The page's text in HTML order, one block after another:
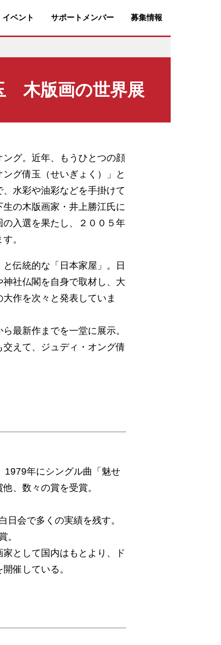
イベント サポートメンバー 募集情報
木版画の世界展
グ。近年、もうひとつの顔
グ倩玉（せいぎょく）」と
水彩や油彩などを手掛けて
の木版画家・井上勝江氏に
入選を果たし、２００５年
。
伝統的な「日本家屋」。日
社仏閣を自身で取材し、大
作を次々と発表していま
最新作までを一堂に展示。
えて、ジュディ・オング倩
1979年にシングル曲「魅せ
、数々の賞を受賞。
会で多くの実績を残す。
。
として国内はもとより、ド
催している。